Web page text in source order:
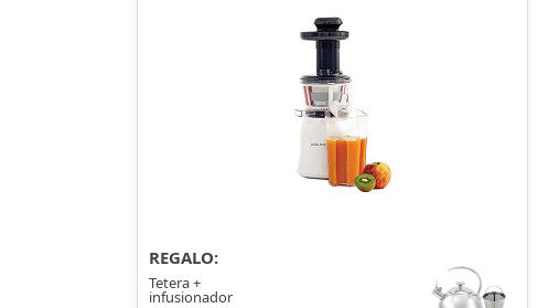
REGALO:
Tetera +
infusionador